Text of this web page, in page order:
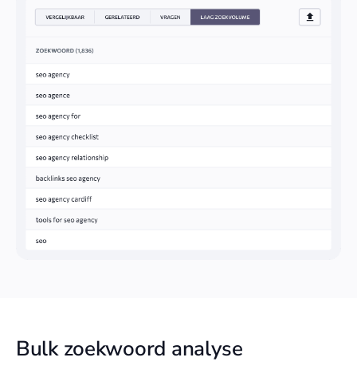
Bulk zoekwoord analyse